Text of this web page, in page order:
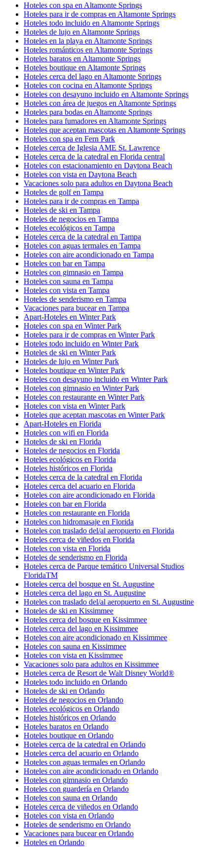
Hoteles con spa en Altamonte Springs
Hoteles para ir de compras en Altamonte Springs
Hoteles todo incluido en Altamonte Springs
Hoteles de lujo en Altamonte Springs
Hoteles en la playa en Altamonte Springs
Hoteles románticos en Altamonte Springs
Hoteles baratos en Altamonte Springs
Hoteles boutique en Altamonte Springs
Hoteles cerca del lago en Altamonte Springs
Hoteles con cocina en Altamonte Springs
Hoteles con desayuno incluido en Altamonte Springs
Hoteles con área de juegos en Altamonte Springs
Hoteles para bodas en Altamonte Springs
Hoteles para fumadores en Altamonte Springs
Hoteles que aceptan mascotas en Altamonte Springs
Hoteles con spa en Fern Park
Hoteles cerca de Iglesia AME St. Lawrence
Hoteles cerca de la catedral en Florida central
Hoteles con estacionamiento en Daytona Beach
Hoteles con vista en Daytona Beach
Vacaciones solo para adultos en Daytona Beach
Hoteles de golf en Tampa
Hoteles para ir de compras en Tampa
Hoteles de ski en Tampa
Hoteles de negocios en Tampa
Hoteles ecológicos en Tampa
Hoteles cerca de la catedral en Tampa
Hoteles con aguas termales en Tampa
Hoteles con aire acondicionado en Tampa
Hoteles con bar en Tampa
Hoteles con gimnasio en Tampa
Hoteles con sauna en Tampa
Hoteles con vista en Tampa
Hoteles de senderismo en Tampa
Vacaciones para bucear en Tampa
Apart-Hoteles en Winter Park
Hoteles con spa en Winter Park
Hoteles para ir de compras en Winter Park
Hoteles todo incluido en Winter Park
Hoteles de ski en Winter Park
Hoteles de lujo en Winter Park
Hoteles boutique en Winter Park
Hoteles con desayuno incluido en Winter Park
Hoteles con gimnasio en Winter Park
Hoteles con restaurante en Winter Park
Hoteles con vista en Winter Park
Hoteles que aceptan mascotas en Winter Park
Apart-Hoteles en Florida
Hoteles con wifi en Florida
Hoteles de ski en Florida
Hoteles de negocios en Florida
Hoteles ecológicos en Florida
Hoteles históricos en Florida
Hoteles cerca de la catedral en Florida
Hoteles cerca del acuario en Florida
Hoteles con aire acondicionado en Florida
Hoteles con bar en Florida
Hoteles con restaurante en Florida
Hoteles con hidromasaje en Florida
Hoteles con traslado del/al aeropuerto en Florida
Hoteles cerca de viñedos en Florida
Hoteles con vista en Florida
Hoteles de senderismo en Florida
Hoteles cerca de Parque temático Universal Studios
FloridaTM
Hoteles cerca del bosque en St. Augustine
Hoteles cerca del lago en St. Augustine
Hoteles con traslado del/al aeropuerto en St. Augustine
Hoteles de ski en Kissimmee
Hoteles cerca del bosque en Kissimmee
Hoteles cerca del lago en Kissimmee
Hoteles con aire acondicionado en Kissimmee
Hoteles con sauna en Kissimmee
Hoteles con vista en Kissimmee
Vacaciones solo para adultos en Kissimmee
Hoteles cerca de Resort de Walt Disney World®
Hoteles todo incluido en Orlando
Hoteles de ski en Orlando
Hoteles de negocios en Orlando
Hoteles ecológicos en Orlando
Hoteles históricos en Orlando
Hoteles baratos en Orlando
Hoteles boutique en Orlando
Hoteles cerca de la catedral en Orlando
Hoteles cerca del acuario en Orlando
Hoteles con aguas termales en Orlando
Hoteles con aire acondicionado en Orlando
Hoteles con gimnasio en Orlando
Hoteles con guardería en Orlando
Hoteles con sauna en Orlando
Hoteles cerca de viñedos en Orlando
Hoteles con vista en Orlando
Hoteles de senderismo en Orlando
Vacaciones para bucear en Orlando
Hoteles en Orlando